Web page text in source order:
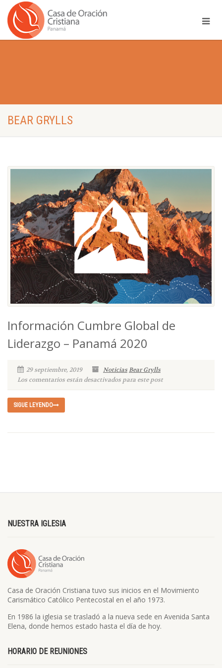
BEAR GRYLLS
Información Cumbre Global de
Liderazgo – Panamá 2020
29 septiembre, 2019 NoticiasBear Grylls
Los comentarios están desactivados para este post
SIGUE LEYENDO
NUESTRA IGLESIA
Casa de Oración Cristiana tuvo sus inicios en el Movimiento
Carismático Católico Pentecostal en el año 1973.
En 1986 la iglesia se trasladó a la nueva sede en Avenida Santa
Elena, donde hemos estado hasta el día de hoy.
HORARIO DE REUNIONES